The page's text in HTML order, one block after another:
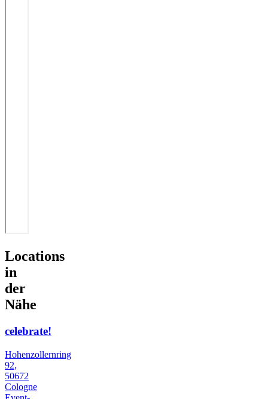
Locations
in
der
Nähe
celebrate!
Hohenzollernring
92,
50672
Cologne